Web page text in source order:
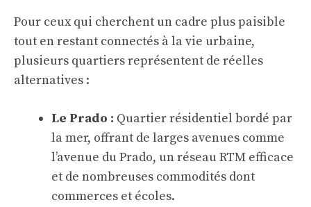
Pour ceux qui cherchent un cadre plus paisible
tout en restant connectés à la vie urbaine,
plusieurs quartiers représentent de réelles
alternatives :
Le Prado : Quartier résidentiel bordé par
la mer, offrant de larges avenues comme
l’avenue du Prado, un réseau RTM efficace
et de nombreuses commodités dont
commerces et écoles.